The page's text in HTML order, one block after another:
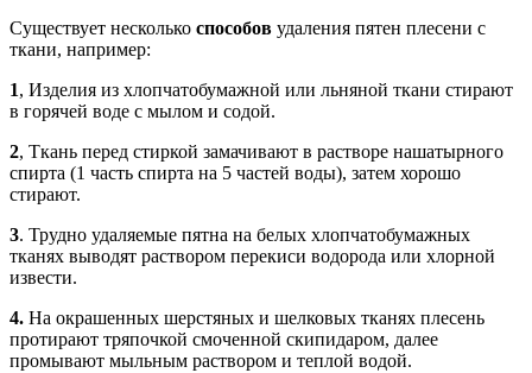
Существует несколько способов удаления пятен плесени с
ткани, например:
1, Изделия из хлопчатобумажной или льняной ткани стирают
в горячей воде с мылом и содой.
2, Ткань перед стиркой замачивают в растворе нашатырного
спирта (1 часть спирта на 5 частей воды), затем хорошо
стирают.
3. Трудно удаляемые пятна на белых хлопчатобумажных
тканях выводят раствором перекиси водорода или хлорной
извести.
4. На окрашенных шерстяных и шелковых тканях плесень
протирают тряпочкой смоченной скипидаром, далее
промывают мыльным раствором и теплой водой.